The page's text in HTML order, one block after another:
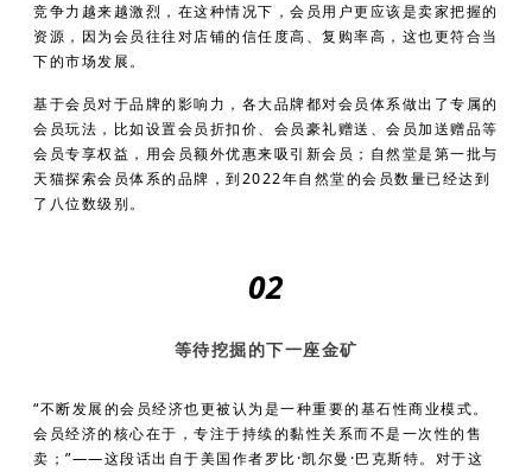
竞争力越来越激烈，在这种情况下，会员用户更应该是卖家把握的
资源，因为会员往往对店铺的信任度高、复购率高，这也更符合当
下的市场发展。
基于会员对于品牌的影响力，各大品牌都对会员体系做出了专属的
会员玩法，比如设置会员折扣价、会员豪礼赠送、会员加送赠品等
会员专享权益，用会员额外优惠来吸引新会员；自然堂是第一批与
天猫探索会员体系的品牌，到2022年自然堂的会员数量已经达到
了八位数级别。
02
等待挖掘的下一座金矿
“不断发展的会员经济也更被认为是一种重要的基石性商业模式。
会员经济的核心在于，专注于持续的黏性关系而不是一次性的售
卖；”——这段话出自于美国作者罗比·凯尔曼·巴克斯特。对于这